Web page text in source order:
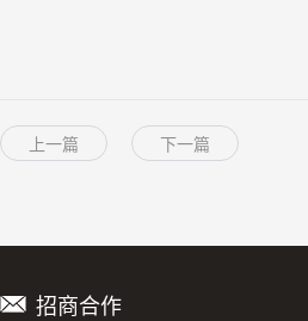
上一篇 下一篇
招商合作